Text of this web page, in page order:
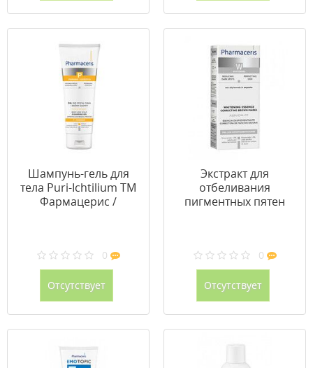
Шампунь-гель для
тела Puri-Ichtilium ТМ
Фармацерис /
0
Отсутствует
Экстракт для
отбеливания
пигментных пятен
0
Отсутствует